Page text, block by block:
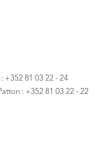
+352 81 03 22 - 24
: +352 81 03 22 - 22